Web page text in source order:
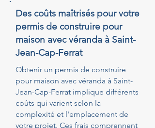
Des coûts maîtrisés pour votre
permis de construire pour
maison avec véranda à Saint-
Jean-Cap-Ferrat
Obtenir un permis de construire
pour maison avec véranda à Saint-
Jean-Cap-Ferrat implique différents
coûts qui varient selon la
complexité et l'emplacement de
votre projet. Ces frais comprennent